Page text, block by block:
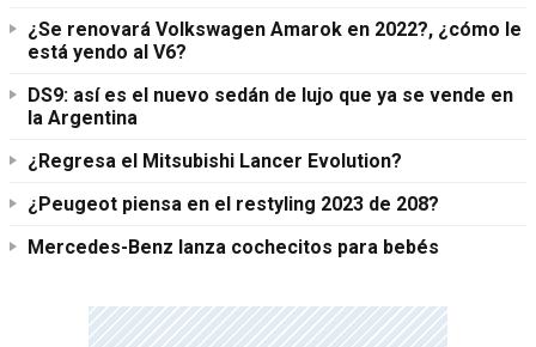
¿Se renovará Volkswagen Amarok en 2022?, ¿cómo le
está yendo al V6?
DS9: así es el nuevo sedán de lujo que ya se vende en
la Argentina
¿Regresa el Mitsubishi Lancer Evolution?
¿Peugeot piensa en el restyling 2023 de 208?
Mercedes-Benz lanza cochecitos para bebés